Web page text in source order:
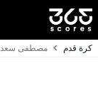
كرة قدم مصطفى